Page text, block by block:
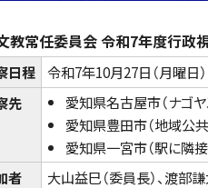
教常任委員会 令和7年度行政
日程 令和7年10月27日（月曜日
先
愛知県名古屋市（ナゴヤ
愛知県豊田市（地域公
愛知県一宮市（駅に隣
者
大山益巳（委員長）、渡部謙